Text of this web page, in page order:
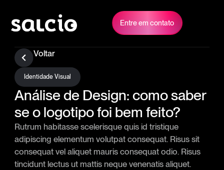
Entre em contato
Voltar
Identidade Visual
Análise de Design: como saber
se o logotipo foi bem feito?
Rutrum habitasse scelerisque quis id tristique
adipiscing elementum volutpat consequat. Risus sit
consequat vel aliquet mauris consequat odio. Risus
tincidunt lectus ut mattis neque venenatis aliquet.